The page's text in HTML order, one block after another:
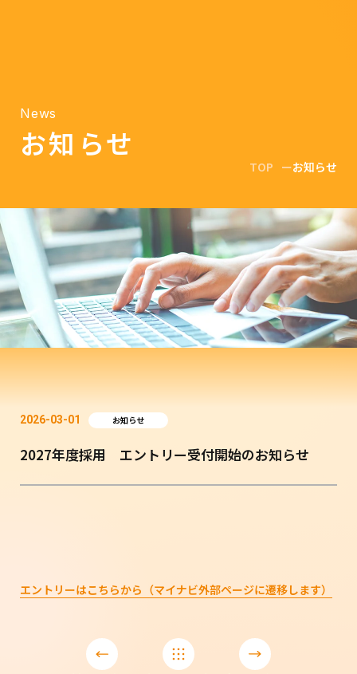
News
お知らせ
TOP お知らせ
2026-03-01 お知らせ
2027年度採用 エントリー受付開始のお知らせ
エントリーはこちらから（マイナビ外部ページに遷移します）